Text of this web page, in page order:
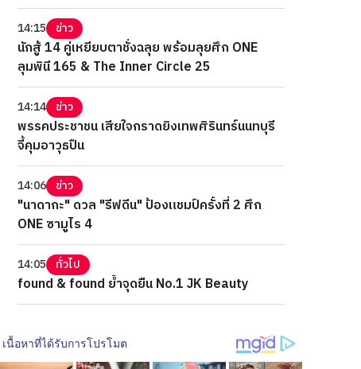
14:15 ข่าว
นักสู้ 14 คู่เหยียบตาชั่งฉลุย พร้อมลุยศึก ONE
ลุมพินี 165 & The Inner Circle 25
14:14 ข่าว
พรรคประชาชน เสียใจกราดยิงเทพศิรินทร์นนทบุรี
จี้คุมอาวุธปืน
14:06 ข่าว
"นาดากะ" ดวล "รีฟดีน" ป้องแชมป์ครั้งที่ 2 ศึก
ONE ซามูไร 4
14:05 ทั่วไป
found & found ย้ำจุดยืน No.1 JK Beauty